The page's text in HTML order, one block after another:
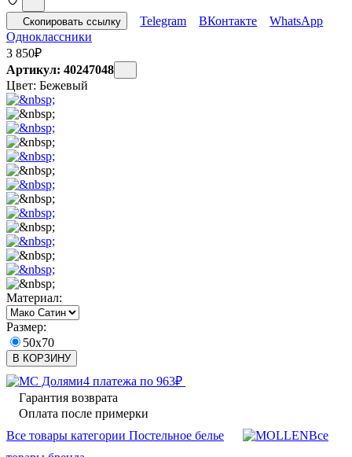
Скопировать ссылку Telegram ВКонтакте
WhatsApp
Одноклассники
3 850₽
Артикул: 40247048
Цвет: Бежевый
Материал:
Размер:
50x70
В КОРЗИНУ
4 платежа по 963₽
Гарантия возврата
Оплата после примерки
Все товары категории Постельное белье
Все